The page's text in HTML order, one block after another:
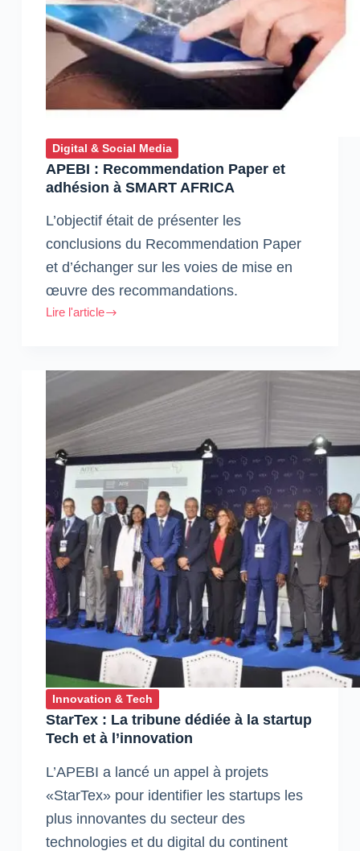
Digital & Social Media
APEBI : Recommendation Paper et
adhésion à SMART AFRICA
L’objectif était de présenter les
conclusions du Recommendation Paper
et d’échanger sur les voies de mise en
œuvre des recommandations.
Lire l'article
APEBI
à
SMART
AFRICA
Innovation & Tech
StarTex : La tribune dédiée à la startup
Tech et à l’innovation
L’APEBI a lancé un appel à projets
«StarTex» pour identifier les startups les
plus innovantes du secteur des
technologies et du digital du continent